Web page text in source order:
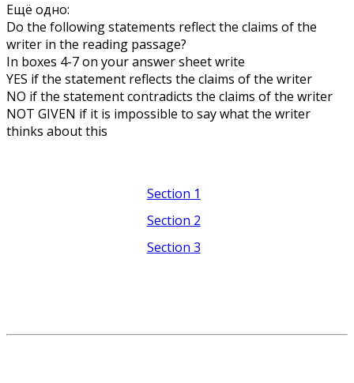
Ещё одно:
Do the following statements reflect the claims of the
writer in the reading passage?
In boxes 4-7 on your answer sheet write
YES if the statement reflects the claims of the writer
NO if the statement contradicts the claims of the writer
NOT GIVEN if it is impossible to say what the writer
thinks about this
Section 1
Section 2
Section 3